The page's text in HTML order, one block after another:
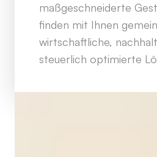
maßgeschneiderte
finden mit Ihnen
wirtschaftliche,
steuerlich optimierte